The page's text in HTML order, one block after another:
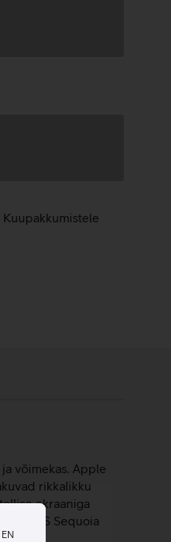
EN
Kuupakkumistele
võimekas. Apple
rikkalikku
ekraaniga
macOS Sequoia